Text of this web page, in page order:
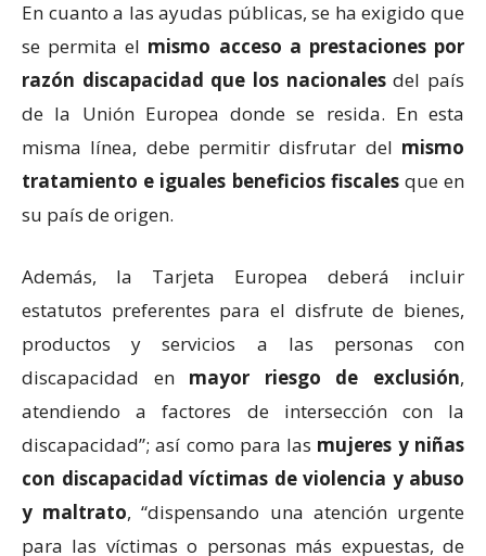
En cuanto a las ayudas públicas, se ha exigido que
se permita el mismo acceso a prestaciones por
razón discapacidad que los nacionalesdel país
de la Unión Europea donde se resida. En esta
misma línea, debe permitir disfrutar del mismo
tratamiento e iguales beneficios fiscalesque en
su país de origen.
Además, la Tarjeta Europea deberá incluir
estatutos preferentes para el disfrute de bienes,
productos y servicios a las personas con
discapacidad en mayor riesgo de exclusión,
atendiendo a factores de intersección con la
discapacidad”; así como para las mujeres y niñas
con discapacidad víctimas de violencia y abuso
y maltrato, “dispensando una atención urgente
para las víctimas o personas más expuestas, de